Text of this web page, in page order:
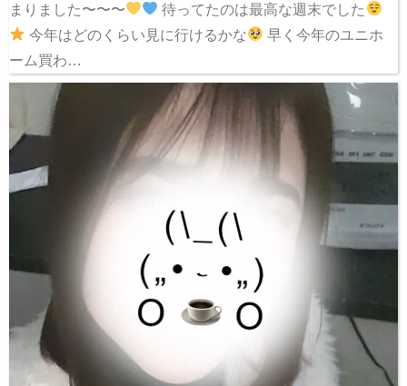
まりました〜〜〜
待ってたのは最高な週末でした
今年はどのくらい見に行けるかな
早く今年のユニホ
ーム買わ…